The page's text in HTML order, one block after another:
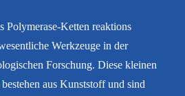
Polymerase-Ketten reaktions
Werkzeuge in der
Forschung. Diese kleinen
aus Kunststoff und sind